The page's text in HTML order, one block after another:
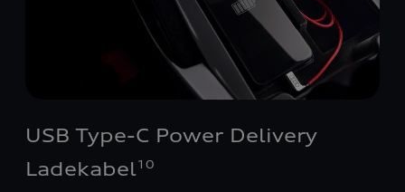
USB Type-C Power Delivery
Ladekabel10